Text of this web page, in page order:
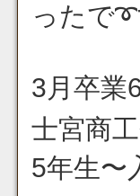
ったで
3月卒業
士宮商
5年生〜